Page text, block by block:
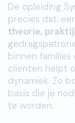
De opleiding
precies dat:
theorie,
binnen
cliënten helpt
dynamiek. Zo
basis die je
te worden.